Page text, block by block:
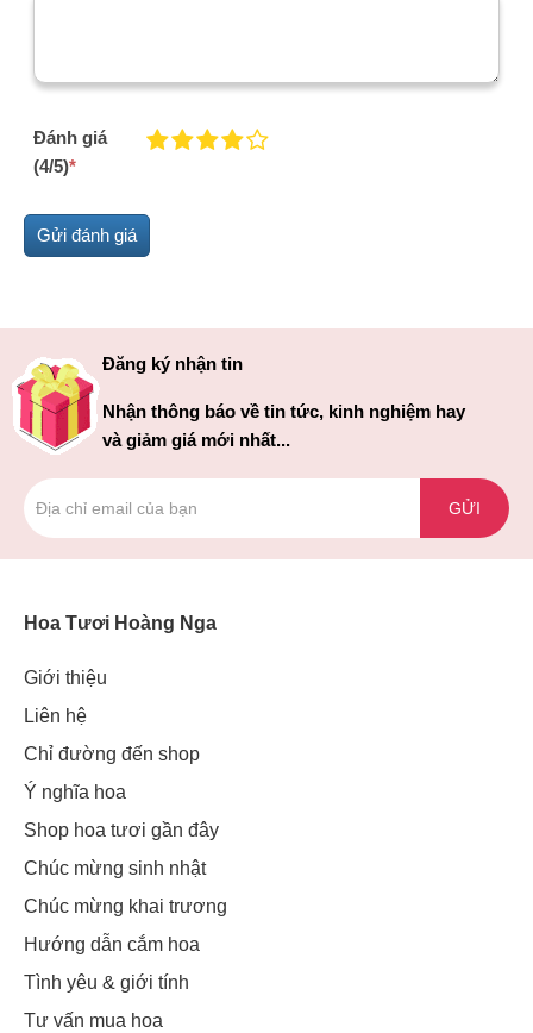
Đánh giá
(4/5)*
Đăng ký nhận tin
Nhận thông báo về tin tức, kinh nghiệm hay
và giảm giá mới nhất...
GỬI
Hoa Tươi Hoàng Nga
Giới thiệu
Liên hệ
Chỉ đường đến shop
Ý nghĩa hoa
Shop hoa tươi gần đây
Chúc mừng sinh nhật
Chúc mừng khai trương
Hướng dẫn cắm hoa
Tình yêu & giới tính
Tư vấn mua hoa